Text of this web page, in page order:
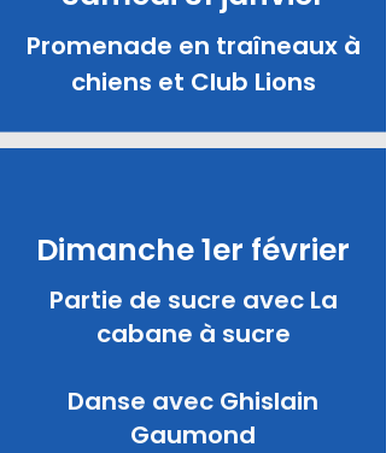
Promenade en traîneaux à
chiens et Club Lions
Dimanche 1er février
Partie de sucre avec La
cabane à sucre
Danse avec Ghislain
Gaumond